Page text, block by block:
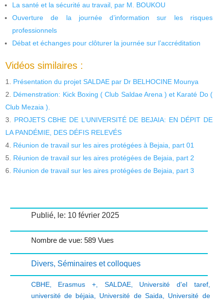
La santé et la sécurité au travail, par M. BOUKOU
Ouverture de la journée d’information sur les risques
professionnels
Débat et échanges pour clôturer la journée sur l’accréditation
Vidéos similaires :
Présentation du projet SALDAE par Dr BELHOCINE Mounya
Démenstration: Kick Boxing ( Club Saldae Arena ) et Karaté Do (
Club Mezaia ).
PROJETS CBHE DE L’UNIVERSITÉ DE BEJAIA: EN DÉPIT DE
LA PANDÉMIE, DES DÉFIS RELEVÉS
Réunion de travail sur les aires protégées à Bejaia, part 01
Réunion de travail sur les aires protégées de Bejaia, part 2
Réunion de travail sur les aires protégées de Bejaia, part 3
Publié, le: 10 février 2025
Nombre de vue: 589 Vues
Divers, Séminaires et colloques
CBHE, Erasmus +, SALDAE, Université d'el taref,
université de béjaia
Université de Saida
Université de